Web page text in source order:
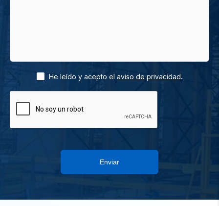
He leído y acepto el aviso de privacidad.
Enviar